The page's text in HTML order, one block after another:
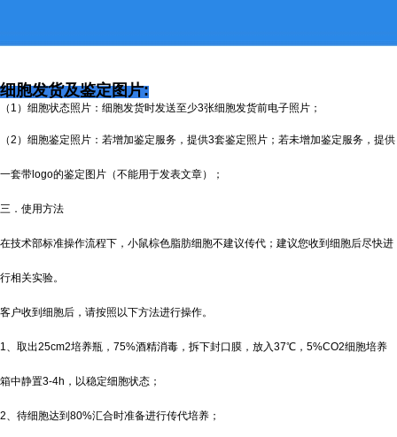
细胞发货及鉴定图片:
（1）细胞状态照片：细胞发货时发送至少3张细胞发货前电子照片；
（2）细胞鉴定照片：若增加鉴定服务，提供3套鉴定照片；若未增加鉴定服务，提供
一套带logo的鉴定图片（不能用于发表文章）；
三．使用方法
在技术部标准操作流程下，小鼠棕色脂肪细胞不建议传代；建议您收到细胞后尽快进
行相关实验。
客户收到细胞后，请按照以下方法进行操作。
1、取出25cm2培养瓶，75%酒精消毒，拆下封口膜，放入37℃，5%CO2细胞培养
箱中静置3-4h，以稳定细胞状态；
2、待细胞达到80%汇合时准备进行传代培养；